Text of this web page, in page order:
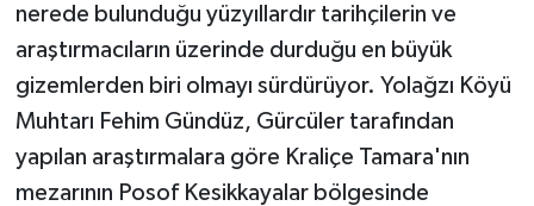
nerede bulunduğu yüzyıllardır tarihçilerin ve
araştırmacıların üzerinde durduğu en büyük
gizemlerden biri olmayı sürdürüyor. Yolağzı Köyü
Muhtarı Fehim Gündüz, Gürcüler tarafından
yapılan araştırmalara göre Kraliçe Tamara'nın
mezarının Posof Kesikkayalar bölgesinde
Jandarma
Kadın
KÜLTÜR SANAT